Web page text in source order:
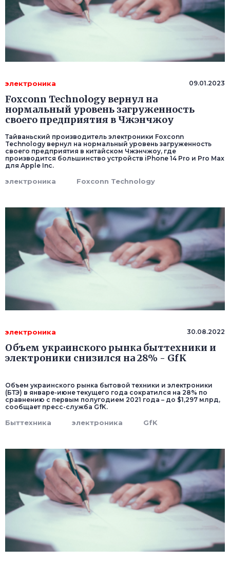
электроника 09.01.2023
Foxconn Technology вернул на
нормальный уровень загруженность
своего предприятия в Чжэнчжоу
Тайваньский производитель электроники Foxconn
Technology вернул на нормальный уровень загруженность
своего предприятия в китайском Чжэнчжоу, где
производится большинство устройств iPhone 14 Pro и Pro Max
для Apple Inc.
электроника Foxconn Technology
электроника 30.08.2022
Объем украинского рынка быттехники и
электроники снизился на 28% - GfK
Объем украинского рынка бытовой техники и электроники
(БТЭ) в январе-июне текущего года сократился на 28% по
сравнению с первым полугодием 2021 года – до $1,297 млрд,
сообщает пресс-служба GfK.
Быттехника электроника GfK